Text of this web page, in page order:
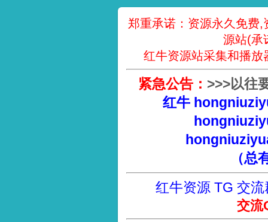
郑重承诺：资源永久免费
源站(承
红牛资源站采集和播放
紧急公告： >>>以往
红牛
（总
红牛资源 TG 交流
交流